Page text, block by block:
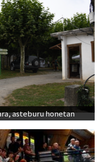
asteburu honetan